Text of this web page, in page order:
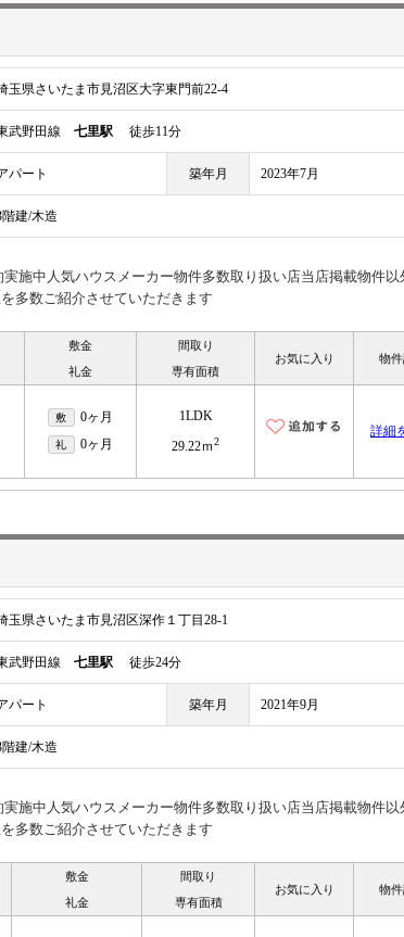
玉県さいたま市見沼区大字東門前22-4
武野田線 七里駅 徒歩11分
パート 築年月 2023年7月
階建/木造
施中人気ハウスメーカー物件多数取り扱い店当店掲載物件以
多数ご紹介させていただきます
敷金
礼金
間取り
専有面積
お気に入り 物
敷 0ヶ月
礼 0ヶ月
1LDK
29.22ｍ2
詳細
玉県さいたま市見沼区深作１丁目28-1
武野田線 七里駅 徒歩24分
パート 築年月 2021年9月
階建/木造
施中人気ハウスメーカー物件多数取り扱い店当店掲載物件以
多数ご紹介させていただきます
敷金
礼金
間取り
専有面積
お気に入り 物